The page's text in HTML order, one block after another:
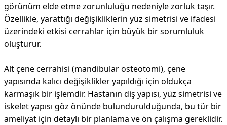
görünüm elde etme zorunluluğu nedeniyle zorluk taşır.
Özellikle, yarattığı değişikliklerin yüz simetrisi ve ifadesi
üzerindeki etkisi cerrahlar için büyük bir sorumluluk
oluşturur.
Alt çene cerrahisi (mandibular osteotomi), çene
yapısında kalıcı değişiklikler yapıldığı için oldukça
karmaşık bir işlemdir. Hastanın diş yapısı, yüz simetrisi ve
iskelet yapısı göz önünde bulundurulduğunda, bu tür bir
ameliyat için detaylı bir planlama ve ön çalışma gereklidir.